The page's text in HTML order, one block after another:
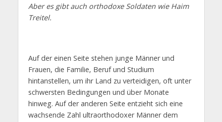
Aber es gibt auch orthodoxe Soldaten wie Haim
Treitel.
Auf der einen Seite stehen junge Männer und
Frauen, die Familie, Beruf und Studium
hintanstellen, um ihr Land zu verteidigen, oft unter
schwersten Bedingungen und über Monate
hinweg. Auf der anderen Seite entzieht sich eine
wachsende Zahl ultraorthodoxer Männer dem